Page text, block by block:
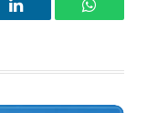
LinkedIn